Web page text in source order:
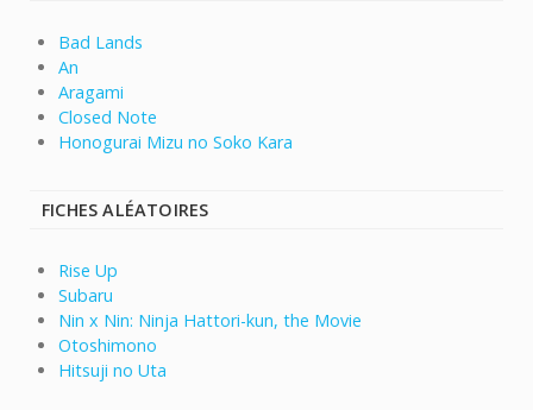
Bad Lands
An
Aragami
Closed Note
Honogurai Mizu no Soko Kara
FICHES ALÉATOIRES
Rise Up
Subaru
Nin x Nin: Ninja Hattori-kun, the Movie
Otoshimono
Hitsuji no Uta